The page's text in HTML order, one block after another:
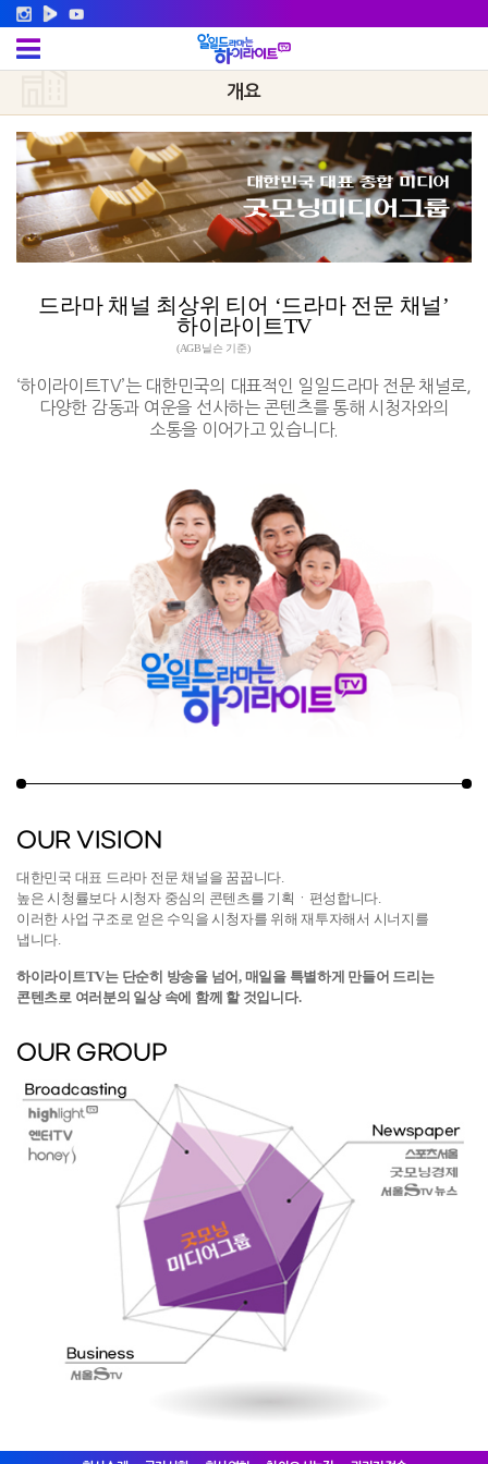
개요
대한민국 대표 종합 미디어
굿모닝미디어그룹
드라마 채널 최상위 티어 ‘드라마 전문 채널’
하이라이트TV
(AGB닐슨 기준)
‘하이라이트TV’는 대한민국의 대표적인 일일드라마 전문 채널로,
다양한 감동과 여운을 선사하는 콘텐츠를 통해 시청자와의
소통을 이어가고 있습니다.
OUR VISION
대한민국 대표 드라마 전문 채널을 꿈꿉니다.
높은 시청률보다 시청자 중심의 콘텐츠를 기획ㆍ편성합니다.
이러한 사업 구조로 얻은 수익을 시청자를 위해 재투자해서 시너지를
냅니다.
하이라이트TV는 단순히 방송을 넘어, 매일을 특별하게 만들어 드리는
콘텐츠로 여러분의 일상 속에 함께 할 것입니다.
OUR GROUP